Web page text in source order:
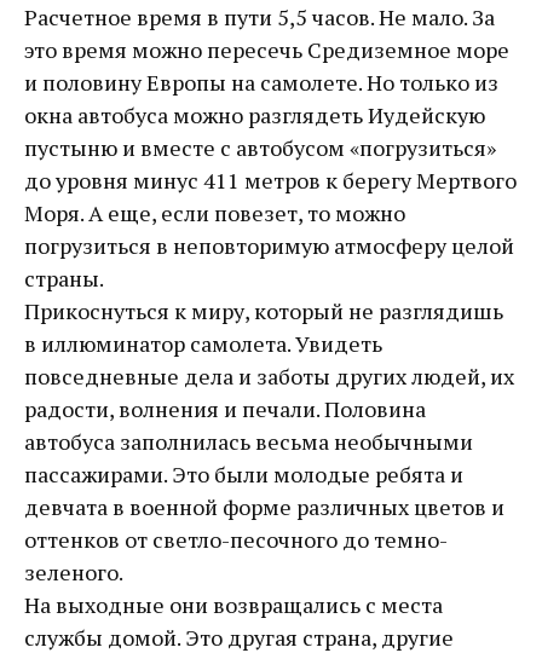
Расчетное время в пути 5,5 часов. Не мало. За
это время можно пересечь Средиземное море
и половину Европы на самолете. Но только из
окна автобуса можно разглядеть Иудейскую
пустыню и вместе с автобусом «погрузиться»
до уровня минус 411 метров к берегу Мертвого
Моря. А еще, если повезет, то можно
погрузиться в неповторимую атмосферу целой
страны.
Прикоснуться к миру, который не разглядишь
в иллюминатор самолета. Увидеть
повседневные дела и заботы других людей, их
радости, волнения и печали. Половина
автобуса заполнилась весьма необычными
пассажирами. Это были молодые ребята и
девчата в военной форме различных цветов и
оттенков от светло-песочного до темно-
зеленого.
На выходные они возвращались с места
службы домой. Это другая страна, другие